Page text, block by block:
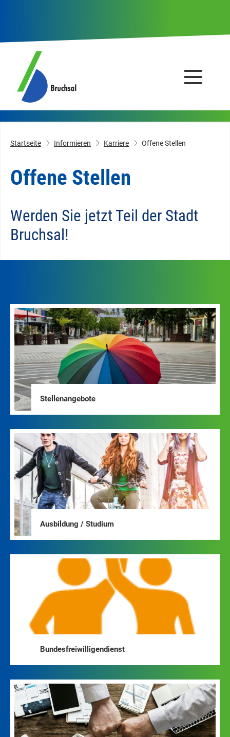
Startseite Informieren Karriere Offene Stellen
Offene Stellen
Werden Sie jetzt Teil der Stadt
Bruchsal!
Stellenangebote
Ausbildung / Studium
Bundesfreiwilligendienst